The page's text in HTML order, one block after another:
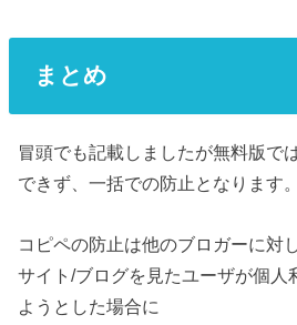
まとめ
冒頭でも記載しましたが無料版で
できず、一括での防止となります。
コピペの防止は他のブロガーに対
サイト/ブログを見たユーザが個人
ようとした場合に